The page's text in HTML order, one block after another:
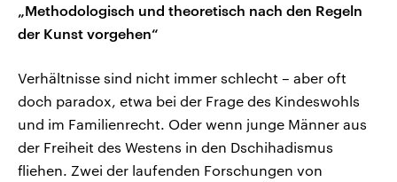
„Methodologisch und theoretisch nach den Regeln
der Kunst vorgehen“
Verhältnisse sind nicht immer schlecht – aber oft
doch paradox, etwa bei der Frage des Kindeswohls
und im Familienrecht. Oder wenn junge Männer aus
der Freiheit des Westens in den Dschihadismus
fliehen. Zwei der laufenden Forschungen von